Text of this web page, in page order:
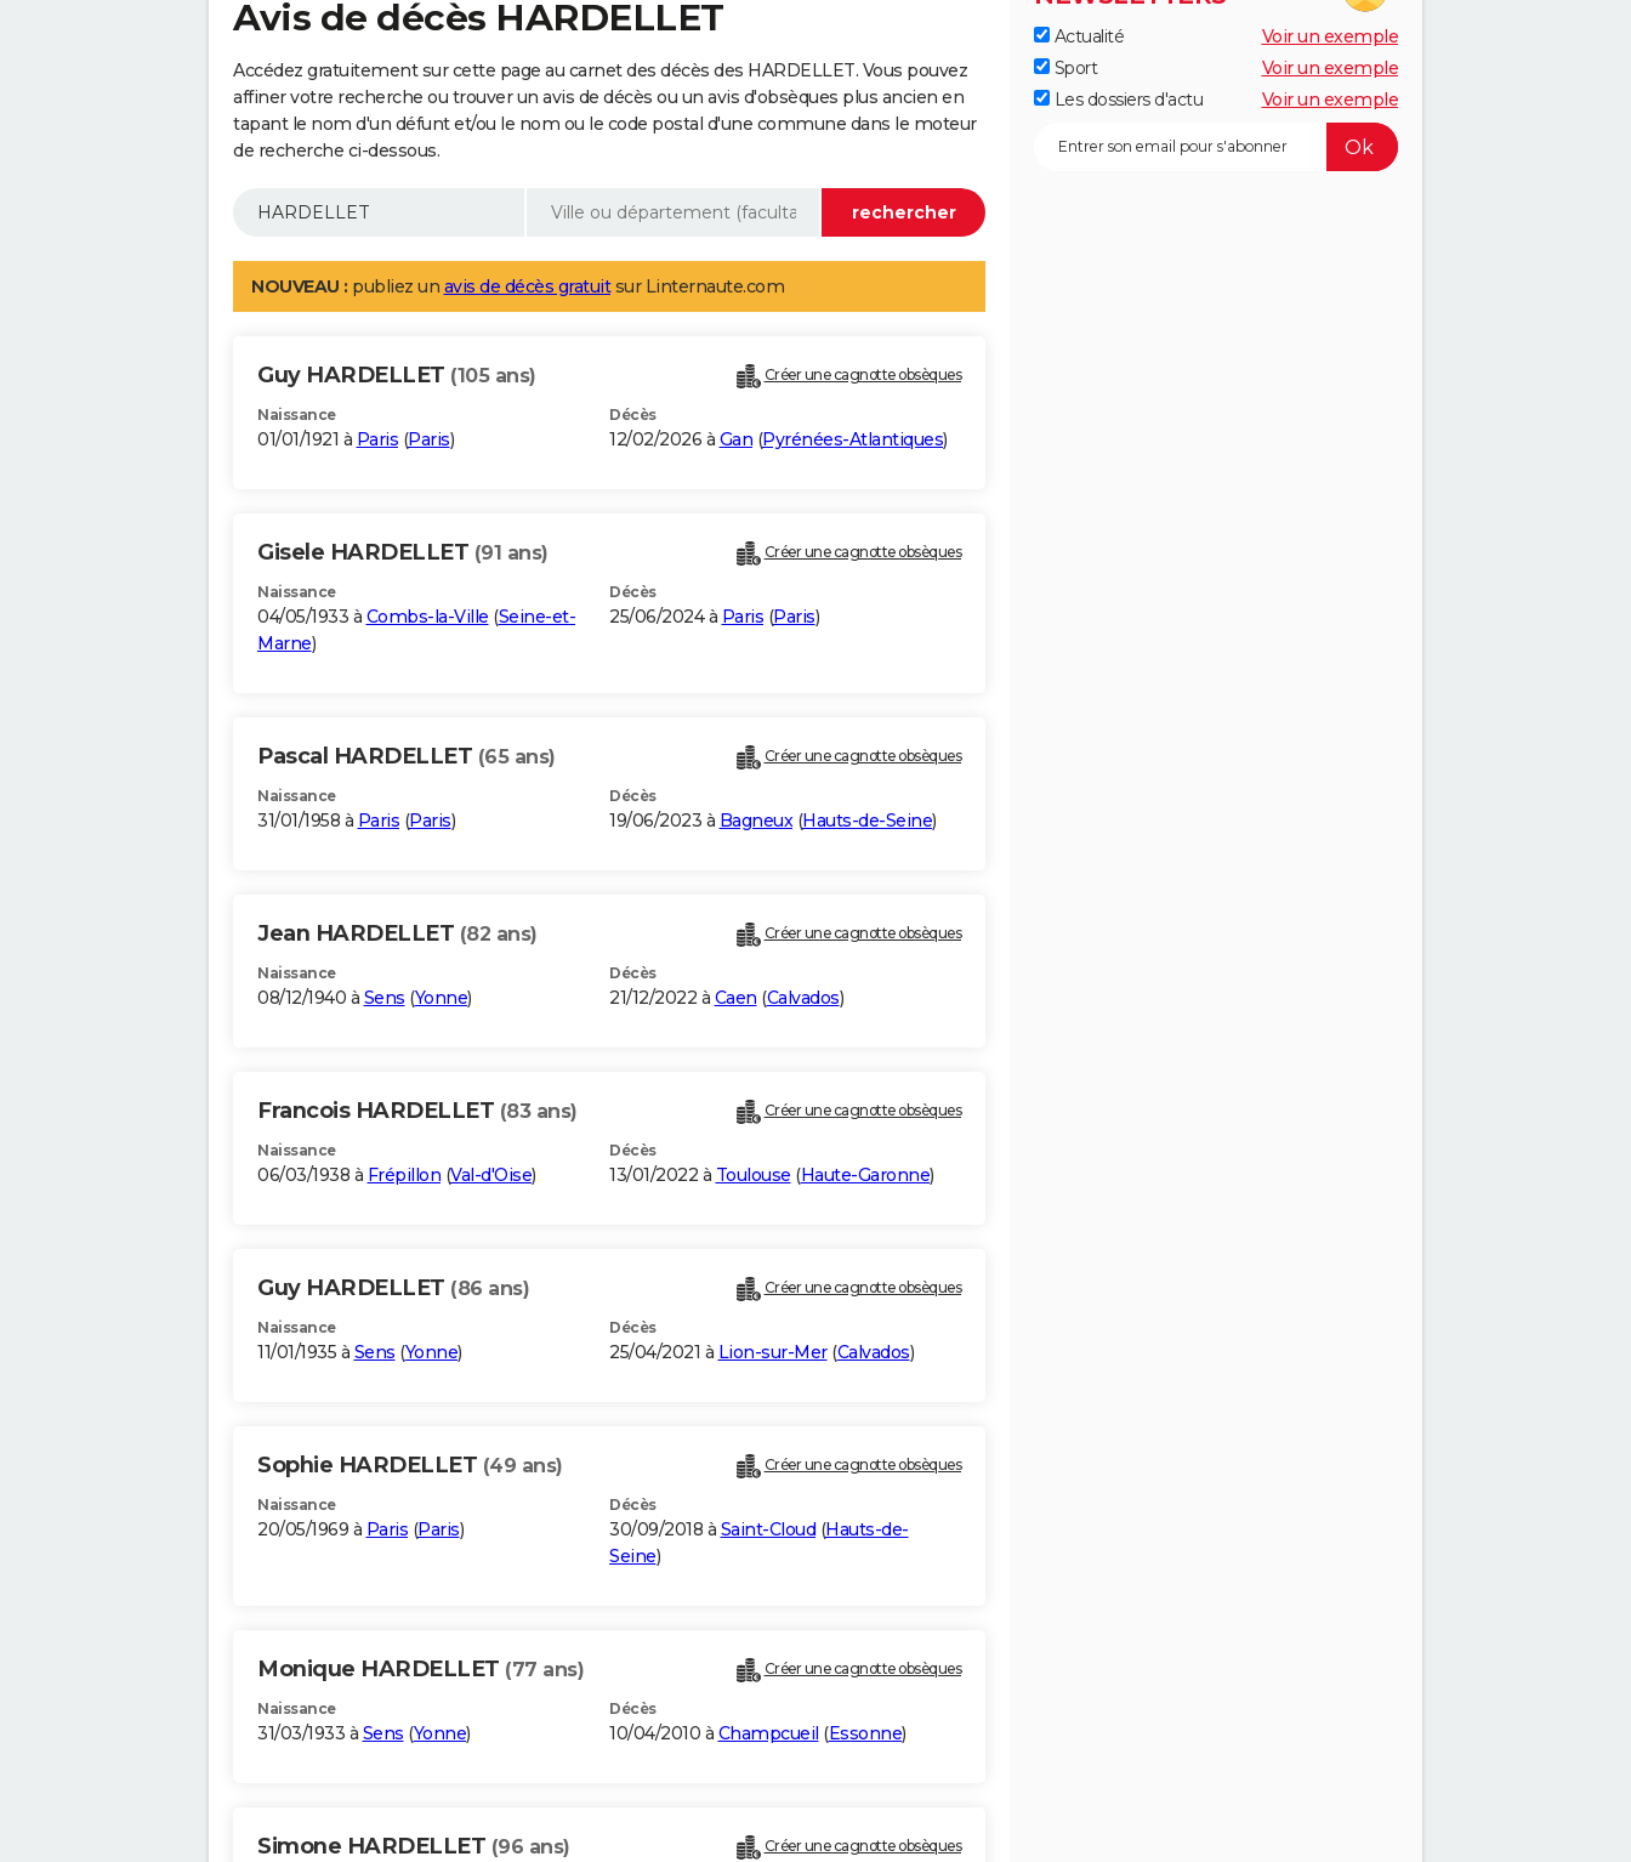
Avis de décès HARDELLET
Accédez gratuitement sur cette page au carnet des décès des HARDELLET. Vous pouvez
affiner votre recherche ou trouver un avis de décès ou un avis d'obsèques plus ancien en
tapant le nom d'un défunt et/ou le nom ou le code postal d'une commune dans le moteur
de recherche ci-dessous.
NOUVEAU : publiez un avis de décès gratuitsur Linternaute.com
Guy HARDELLET (105 ans) Créer une cagnotte obsèques
Naissance
01/01/1921 à Paris (Paris)
Décès
12/02/2026 à Gan (Pyrénées-Atlantiques)
Gisele HARDELLET (91 ans) Créer une cagnotte obsèques
Naissance
04/05/1933 à Combs-la-Ville (Seine-et-
Marne)
Décès
25/06/2024 à Paris (Paris)
Pascal HARDELLET (65 ans) Créer une cagnotte obsèques
Naissance
31/01/1958 à Paris (Paris)
Décès
19/06/2023 à Bagneux(Hauts-de-Seine)
Jean HARDELLET (82 ans) Créer une cagnotte obsèques
Naissance
08/12/1940 à Sens (Yonne)
Décès
21/12/2022 à Caen (Calvados)
Francois HARDELLET (83 ans) Créer une cagnotte obsèques
Naissance
06/03/1938 à Frépillon (Val-d'Oise)
Décès
13/01/2022 à Toulouse (Haute-Garonne)
Guy HARDELLET (86 ans) Créer une cagnotte obsèques
Naissance
11/01/1935 à Sens (Yonne)
Décès
25/04/2021 à Lion-sur-Mer(Calvados)
Sophie HARDELLET (49 ans) Créer une cagnotte obsèques
Naissance
20/05/1969 à Paris (Paris)
Décès
30/09/2018 à Saint-Cloud (Hauts-de-
Seine)
Monique HARDELLET (77 ans) Créer une cagnotte obsèques
Naissance
31/03/1933 à Sens (Yonne)
Décès
10/04/2010 à Champcueil (Essonne)
Simone HARDELLET (96 ans) Créer une cagnotte obsèques
Actualité
Voir un exemple
Sport
Voir un exemple
Les dossiers d'actu
Voir un exemple